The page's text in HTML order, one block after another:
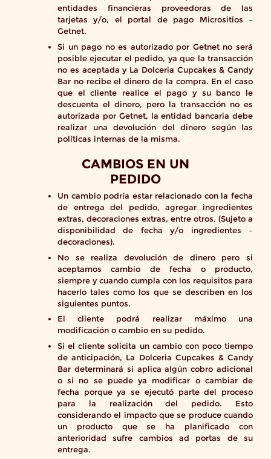
entidades financieras proveedoras de las
tarjetas y/o, el portal de pago Micrositios –
Getnet.
Si un pago no es autorizado por Getnet no será
posible ejecutar el pedido, ya que la transacción
no es aceptada y La Dolceria Cupcakes & Candy
Bar no recibe el dinero de la compra. En el caso
que el cliente realice el pago y su banco le
descuenta el dinero, pero la transacción no es
autorizada por Getnet, la entidad bancaria debe
realizar una devolución del dinero según las
políticas internas de la misma.
CAMBIOS EN UN
PEDIDO
Un cambio podría estar relacionado con la fecha
de entrega del pedido, agregar ingredientes
extras, decoraciones extras, entre otros. (Sujeto a
disponibilidad de fecha y/o ingredientes –
decoraciones).
No se realiza devolución de dinero pero si
aceptamos cambio de fecha o producto,
siempre y cuando cumpla con los requisitos para
hacerlo tales como los que se describen en los
siguientes puntos.
El cliente podrá realizar máximo una
modificación o cambio en su pedido.
Si el cliente solicita un cambio con poco tiempo
de anticipación, La Dolceria Cupcakes & Candy
Bar determinará si aplica algún cobro adicional
o si no se puede ya modificar o cambiar de
fecha porque ya se ejecutó parte del proceso
para la realización del pedido. Esto
considerando el impacto que se produce cuando
un producto que se ha planificado con
anterioridad sufre cambios ad portas de su
entrega.